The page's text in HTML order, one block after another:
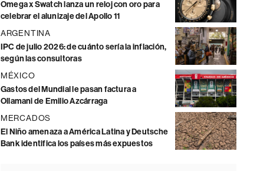
Omega x Swatch lanza un reloj con oro para
celebrar el alunizaje del Apollo 11
ARGENTINA
IPC de julio 2026: de cuánto sería la inflación,
según las consultoras
MÉXICO
Gastos del Mundial le pasan factura a
Ollamani de Emilio Azcárraga
MERCADOS
El Niño amenaza a América Latina y Deutsche
Bank identifica los países más expuestos